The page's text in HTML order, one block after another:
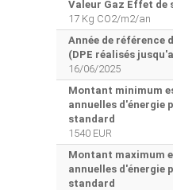
Valeur Gaz Effet de
17 Kg CO2/m2/an
Année de référence
(DPE réalisés
16/06/2025
Montant minimum
annuelles d'énergie
standard
1540 EUR
Montant maximum
annuelles d'énergie
standard